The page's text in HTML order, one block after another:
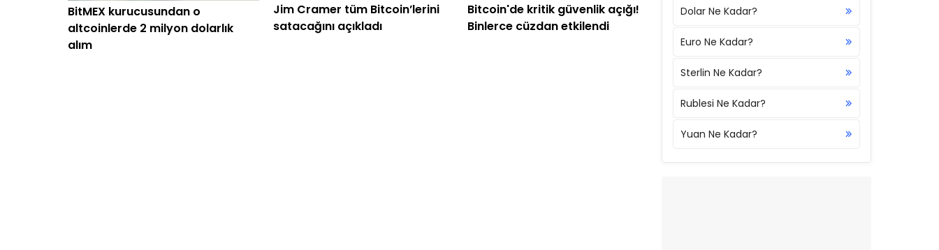
BitMEX kurucusundan o
altcoinlerde 2 milyon dolarlık
alım
Jim Cramer tüm Bitcoin’lerini
satacağını açıkladı
Bitcoin'de kritik güvenlik açığı!
Binlerce cüzdan etkilendi
Dolar Ne Kadar?
Euro Ne Kadar?
Sterlin Ne Kadar?
Rublesi Ne Kadar?
Yuan Ne Kadar?